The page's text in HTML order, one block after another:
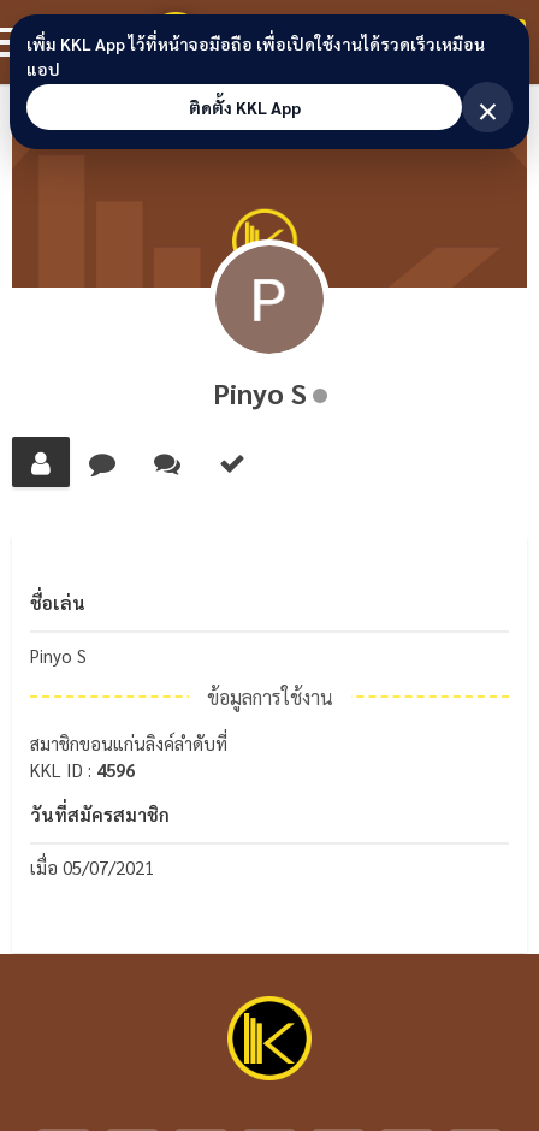
Skip to content
ขอนแก่นลิงก์ สมาชิก
Pinyo S
ชื่อเล่น
Pinyo S
ข้อมูลการใช้งาน
สมาชิกขอนแก่นลิงค์ลำดับที่
KKL ID : 4596
วันที่สมัครสมาชิก
เมื่อ 05/07/2021
เพิ่ม KKL App ไว้ที่หน้าจอมือถือ เพื่อเปิดใช้งานได้รวดเร็วเหมือน
แอป
ติดตั้ง KKL App
×